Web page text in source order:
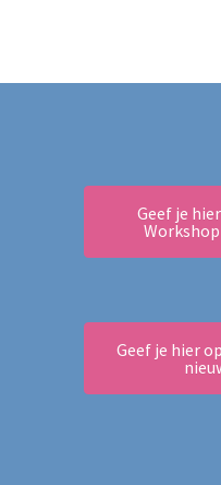
Geef je
Geef je hier